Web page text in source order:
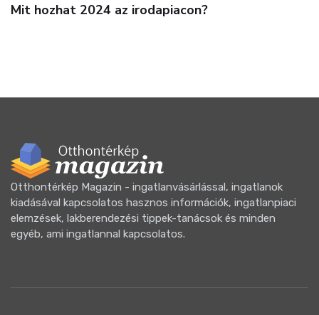
Mit hozhat 2024 az irodapiacon?
Otthontérkép Magazin - ingatlanvásárlással, ingatlanok
kiadásával kapcsolatos hasznos információk, ingatlanpiaci
elemzések, lakberendezési tippek-tanácsok és minden
egyéb, ami ingatlannal kapcsolatos.